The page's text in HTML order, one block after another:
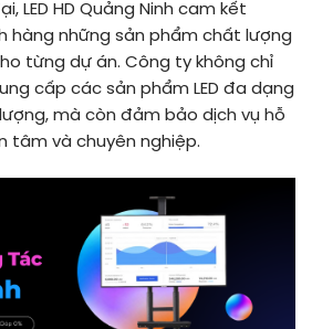
LED HD Quảng Ninh cam kết
hàng những sản phẩm chất lượng
từng dự án. Công ty không chỉ
cấp các sản phẩm LED đa dạng
mà còn đảm bảo dịch vụ hỗ
tâm và chuyên nghiệp.